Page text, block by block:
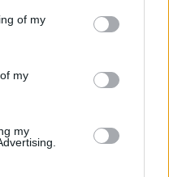
of my
my
my